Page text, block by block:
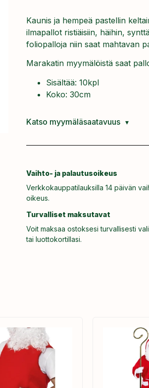
Kaunis ja hempeä pastellin
ilmapallot ristiäisiin, häihin,
foliopalloja niin saat mahtavan
Marakatin myymälöistä saat
Sisältää: 10kpl
Koko: 30cm
Katso myymäläsaatavuus
Vaihto- ja palautusoikeus
Verkkokauppatilauksilla 14 päivän
oikeus.
Turvalliset maksutavat
Voit maksaa ostoksesi turvallisesti
tai luottokortillasi.